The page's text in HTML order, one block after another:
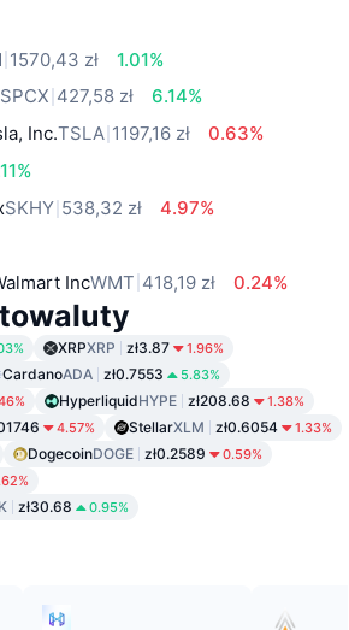
1570,43 zł
1.01%
SPCX 427,58 zł
6.14%
Inc.TSLA 1197,16 zł
0.63%
SKHY 538,32 zł
4.97%
IncWMT 418,19 zł 0.24%
XRPXRP zł3.87 1.96%
CardanoADA zł0.7553 5.83%
HyperliquidHYPE zł208.68 1.38%
4.57% StellarXLM zł0.6054 1.33%
DogecoinDOGE zł0.2589 0.59%
zł30.68 0.95%